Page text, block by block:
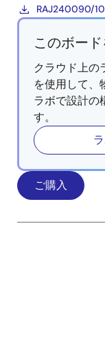
RAJ240090/
このボー
クラウド上の
を使用して、
ラボで設計の
す。
ご購入